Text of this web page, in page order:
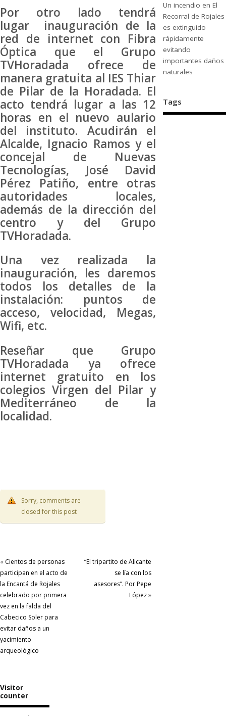
Por otro lado tendrá
lugar inauguración de la
red de internet con Fibra
Óptica que el Grupo
TVHoradada ofrece de
manera gratuita al IES Thiar
de Pilar de la Horadada. El
acto tendrá lugar a las 12
horas en el nuevo aulario
del instituto. Acudirán el
Alcalde, Ignacio Ramos y el
concejal de Nuevas
Tecnologías, José David
Pérez Patiño, entre otras
autoridades locales,
además de la dirección del
centro y del Grupo
TVHoradada.
Una vez realizada la
inauguración, les daremos
todos los detalles de la
instalación: puntos de
acceso, velocidad, Megas,
Wifi, etc.
Reseñar que Grupo
TVHoradada ya ofrece
internet gratuito en los
colegios Virgen del Pilar y
Mediterráneo de la
localidad.
Sorry, comments are
closed for this post
« Cientos de personas
participan en el acto de
la Encantá de Rojales
celebrado por primera
vez en la falda del
Cabecico Soler para
evitar daños a un
yacimiento
arqueológico
“El tripartito de Alicante
se lía con los
asesores”. Por Pepe
López»
Un incendio en El
Recorral de Rojales
es extinguido
rápidamente
evitando
importantes daños
naturales
Tags
Visitor
counter